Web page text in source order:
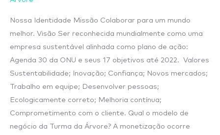
Nossa Identidade Missão Colaborar para um mundo
melhor. Visão Ser reconhecida mundialmente como uma
empresa sustentável alinhada como plano de ação:
Agenda 30 da ONU e seus 17 objetivos até 2022. Valores
Sustentabilidade; Inovação; Confiança; Novos mercados;
Trabalho em equipe; Desenvolver pessoas;
Ecologicamente correto; Melhoria contínua;
Comprometimento com o cliente. Qual o modelo de
negócio da Turma da Árvore? A monetização ocorre
pouco